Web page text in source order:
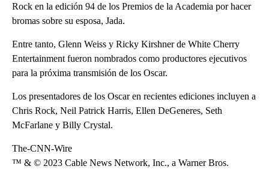
Rock en la edición 94 de los Premios de la Academia por hacer
bromas sobre su esposa, Jada.
Entre tanto, Glenn Weiss y Ricky Kirshner de White Cherry
Entertainment fueron nombrados como productores ejecutivos
para la próxima transmisión de los Oscar.
Los presentadores de los Oscar en recientes ediciones incluyen a
Chris Rock, Neil Patrick Harris, Ellen DeGeneres, Seth
McFarlane y Billy Crystal.
The-CNN-Wire
™ & © 2023 Cable News Network, Inc., a Warner Bros.